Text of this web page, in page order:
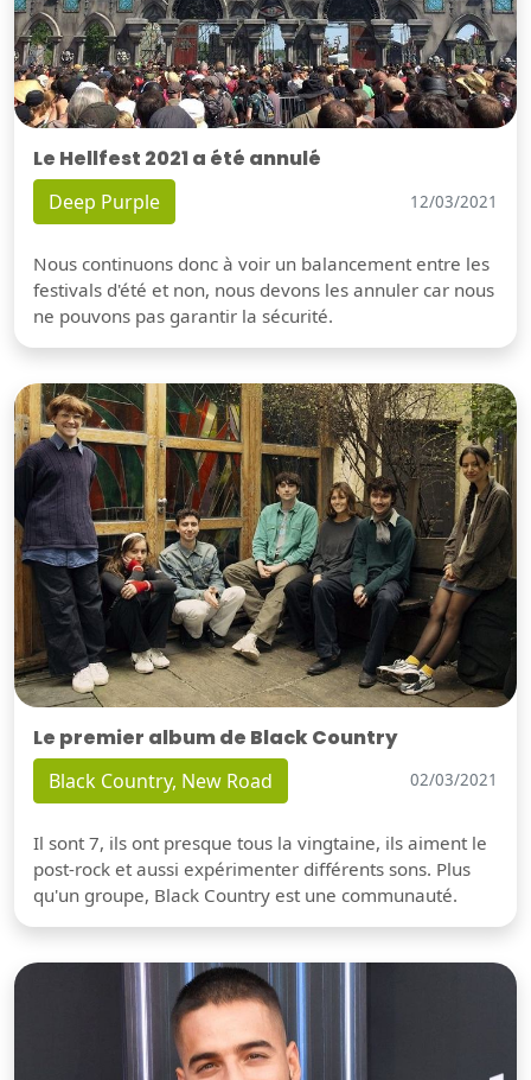
Le Hellfest 2021 a été annulé
Deep Purple 12/03/2021
Nous continuons donc à voir un balancement entre les
festivals d'été et non, nous devons les annuler car nous
ne pouvons pas garantir la sécurité.
Le premier album de Black Country
Black Country, New Road 02/03/2021
Il sont 7, ils ont presque tous la vingtaine, ils aiment le
post-rock et aussi expérimenter différents sons. Plus
qu'un groupe, Black Country est une communauté.